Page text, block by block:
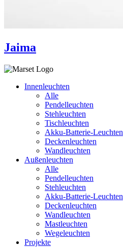
Jaima
Innenleuchten
Alle
Pendelleuchten
Stehleuchten
Tischleuchten
Akku-Batterie-Leuchten
Deckenleuchten
Wandleuchten
Außenleuchten
Alle
Pendelleuchten
Stehleuchten
Akku-Batterie-Leuchten
Deckenleuchten
Wandleuchten
Mastleuchten
Wegeleuchten
Projekte